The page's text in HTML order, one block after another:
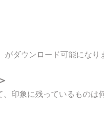
ダウンロード可能になり
印象に残っているものは